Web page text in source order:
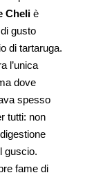
Cheliè
gusto
di tartaruga.
l’unica
dove
spesso
tutti: non
guscio.
fame di